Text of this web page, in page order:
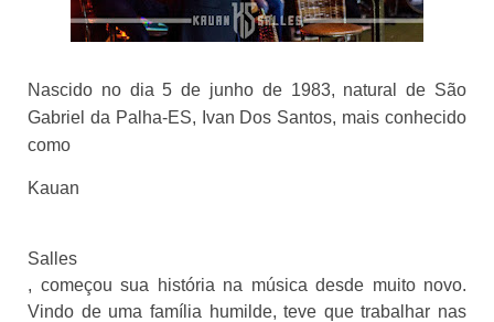
Nascido no dia 5 de junho de 1983, natural de São
Gabriel da Palha-ES, Ivan Dos Santos, mais conhecido
como
Kauan
Salles
, começou sua história na música desde muito novo.
Vindo de uma família humilde, teve que trabalhar nas